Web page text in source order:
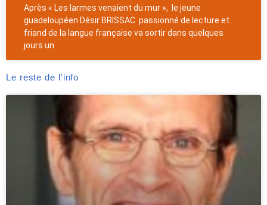
Après « Les larmes venaient du mur », le jeune
guadeloupéen Désir BRISSAC passionné de lecture et
friand de la langue française va sortir dans quelques
jours un
Le reste de l'info